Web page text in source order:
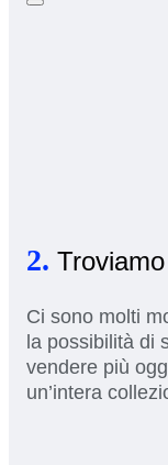
2.
Ci sono molti
la possibilità di
vendere più
un’intera